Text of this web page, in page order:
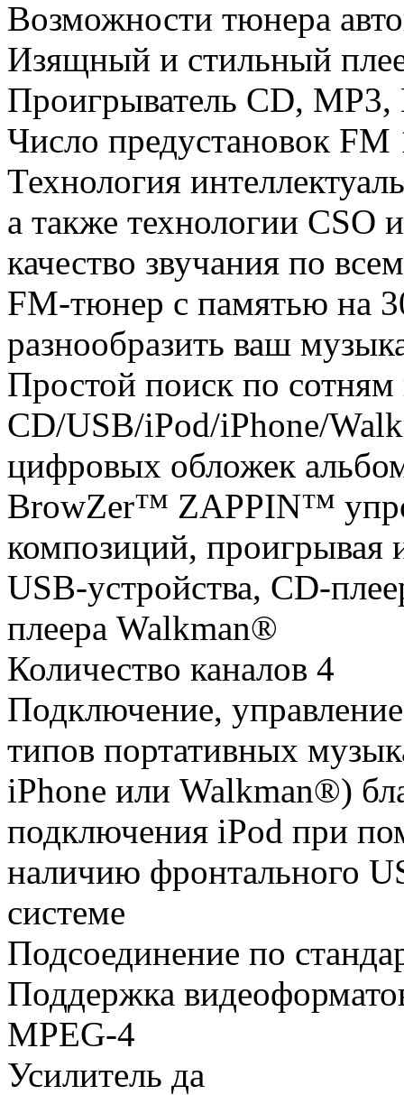
Возможности тюнера
Изящный и стильный
Проигрыватель CD,
Число предустановок FM
Технология
а также технологии CSO
качество звучания по
FM-тюнер с памятью на
разнообразить ваш
Простой поиск по
CD/USB/iPod/iPhone/
цифровых обложек
BrowZer™ ZAPPIN™
композиций, проигрывая
USB-устройства, CD-
плеера Walkman®
Количество каналов 4
Подключение,
типов портативных
iPhone или Walkman®)
подключения iPod при
наличию фронтального
системе
Подсоединение по
Поддержка
MPEG-4
Усилитель да